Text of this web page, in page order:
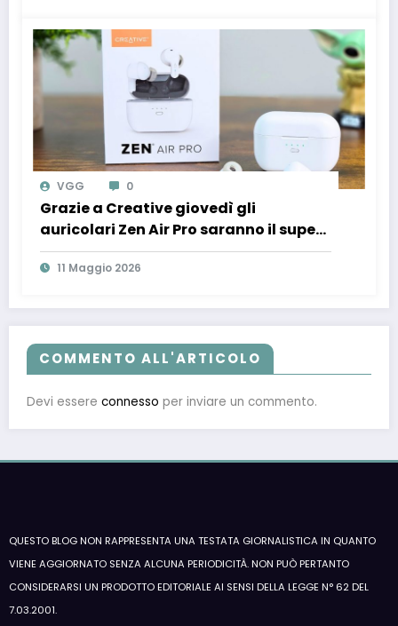
VGG 0
Grazie a Creative giovedì gli
auricolari Zen Air Pro saranno il super
regalo del TGtech
11 Maggio 2026
COMMENTO ALL'ARTICOLO
Devi essere connesso per inviare un commento.
QUESTO BLOG NON RAPPRESENTA UNA TESTATA GIORNALISTICA IN QUANTO
VIENE AGGIORNATO SENZA ALCUNA PERIODICITÀ. NON PUÒ PERTANTO
CONSIDERARSI UN PRODOTTO EDITORIALE AI SENSI DELLA LEGGE N° 62 DEL
7.03.2001.